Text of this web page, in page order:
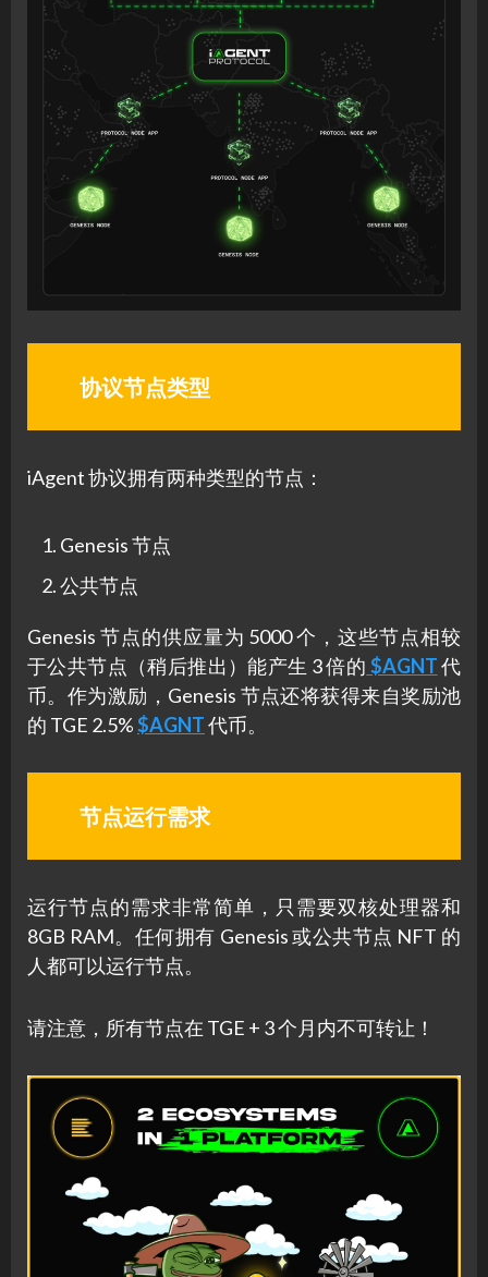
协议节点类型
iAgent 协议拥有两种类型的节点：
Genesis 节点
公共节点
Genesis 节点的供应量为 5000 个，这些节点相较
于公共节点（稍后推出）能产生 3 倍的 $AGNT代
币。作为激励，Genesis 节点还将获得来自奖励池
的 TGE 2.5%$AGNT代币。
节点运行需求
运行节点的需求非常简单，只需要双核处理器和
8GB RAM。任何拥有 Genesis 或公共节点 NFT 的
人都可以运行节点。
请注意，所有节点在 TGE + 3 个月内不可转让！